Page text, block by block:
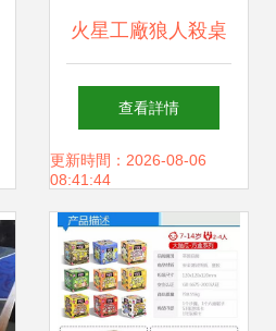
火星工廠狼人殺桌
游臺球吧 古墩店
宇林桌游 一站式都
市解壓新據點
查看詳情
更新時間：2026-08-06
08:41:44